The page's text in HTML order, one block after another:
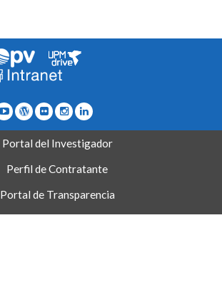
Portal del Investigador
Perfil de Contratante
Portal de Transparencia